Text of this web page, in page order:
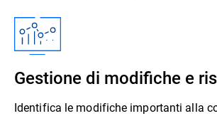
Gestione di modifiche e
Identifica le modifiche importanti alla